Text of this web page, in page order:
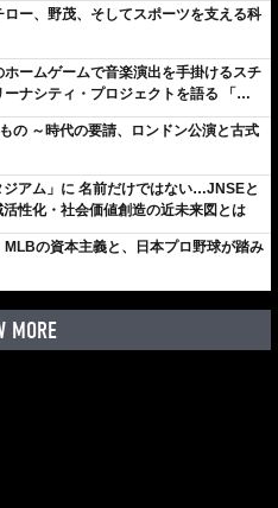
ー、野茂、そしてスポーツを支える科
ームゲームで音楽演出を手掛けるスチ
ナシティ・プロジェクトを語る 「楽
は、ずっと成長曲線だから」
の ～時代の要請、ロンドン公演と古式
ジアム」に 名前だけではない…JNSEと
性化・社会価値創造の近未来図とは
MLBの資本主義と、日本プロ野球が踏み
MORE